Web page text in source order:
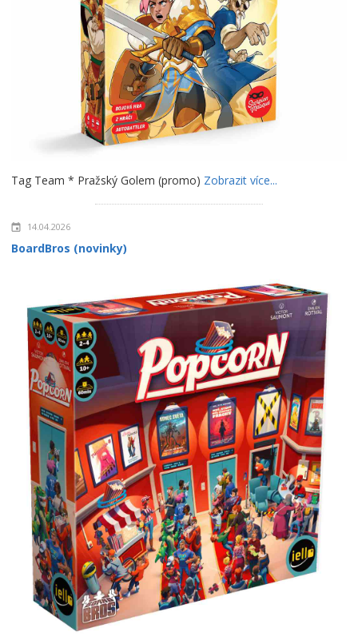
Tag Team * Pražský Golem (promo) Zobrazit více...
14.04.2026
BoardBros (novinky)